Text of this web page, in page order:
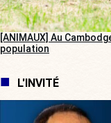
[ANIMAUX] Au
population
L'INVITÉ